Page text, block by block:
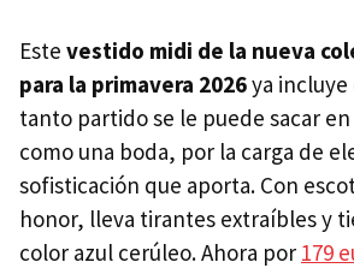
Este vestido midi de la nueva
para la primavera 2026ya incluye
tanto partido se le puede sacar
como una boda, por la carga de
sofisticación que aporta. Con
honor, lleva tirantes extraíbles y
color azul cerúleo. Ahora por 179